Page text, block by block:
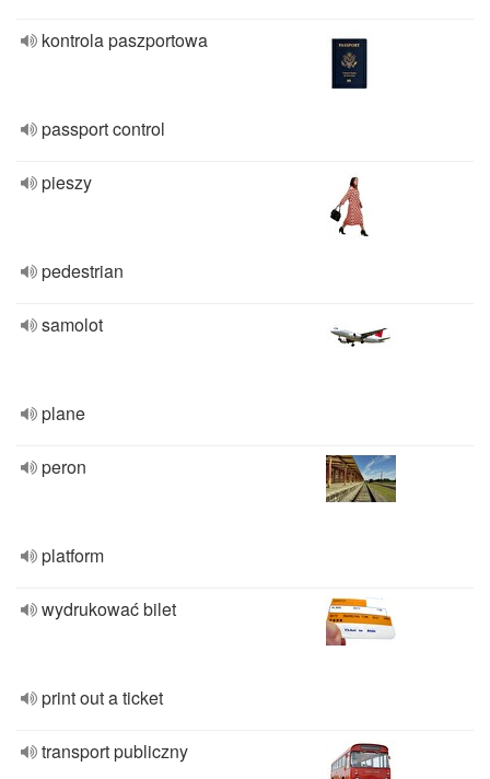
kontrola paszportowa
passport control
pieszy
pedestrian
samolot
plane
peron
platform
wydrukować bilet
print out a ticket
transport publiczny